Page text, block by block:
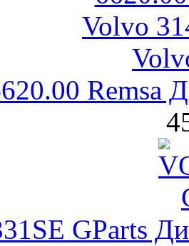
Remsa
GParts